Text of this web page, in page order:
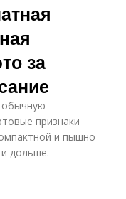
за
признаки
и пышно
дольше.